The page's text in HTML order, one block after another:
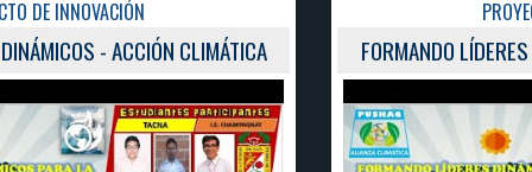
FORMANDO LÍDERES DINÁMICOS - ACCIÓN CLIMÁTICA